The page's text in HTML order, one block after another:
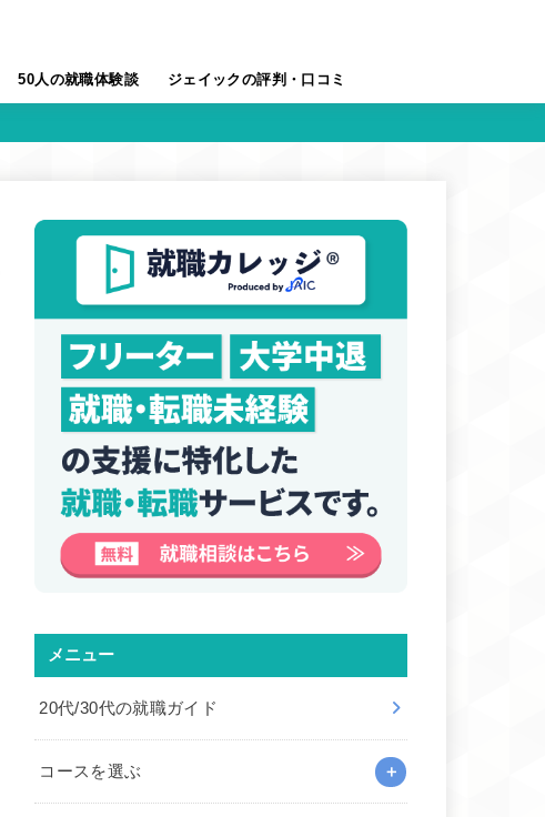
50人の就職体験談 ジェイックの評判・口コミ
メニュー
20代/30代の就職ガイド
コースを選ぶ